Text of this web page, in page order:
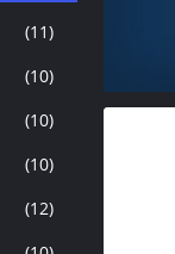
(11)
(10)
(10)
(10)
(12)